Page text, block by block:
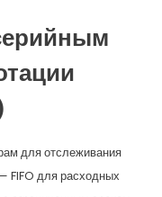
для отслеживания
FIFO для расходных